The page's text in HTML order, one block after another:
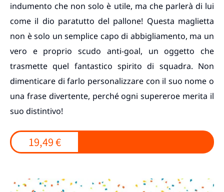
indumento che non solo è utile, ma che parlerà di lui
come il dio paratutto del pallone! Questa maglietta
non è solo un semplice capo di abbigliamento, ma un
vero e proprio scudo anti-goal, un oggetto che
trasmette quel fantastico spirito di squadra. Non
dimenticare di farlo personalizzare con il suo nome o
una frase divertente, perché ogni supereroe merita il
suo distintivo!
19,49 €